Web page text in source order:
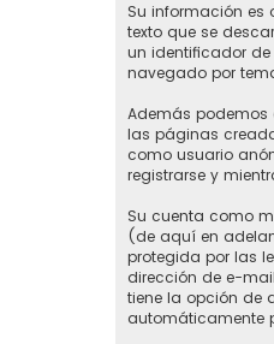
Su información es
texto que se
un identificador
navegado por
Además podemos
las páginas
como usuario
registrarse y
Su cuenta como
(de aquí en
protegida por las
dirección de e-
tiene la opción de
automáticamente